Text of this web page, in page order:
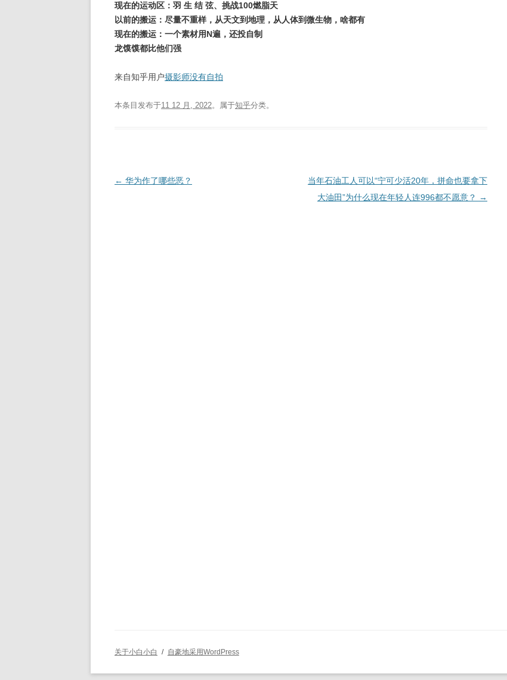
现在的运动区：羽 生 结 弦、挑战100燃脂天
以前的搬运：尽量不重样，从天文到地理，从人体到微生物，啥都有
现在的搬运：一个素材用N遍，还投自制
龙馍馍都比他们强
来自知乎用户摄影师没有自拍
本条目发布于11 12 月, 2022。属于知乎分类。
文
← 华为作了哪些恶？
当年石油工人可以“宁可少活20年，拼命也要拿下
大油田”为什么现在年轻人连996都不愿意？ →
关于小白小白 自豪地采用WordPress